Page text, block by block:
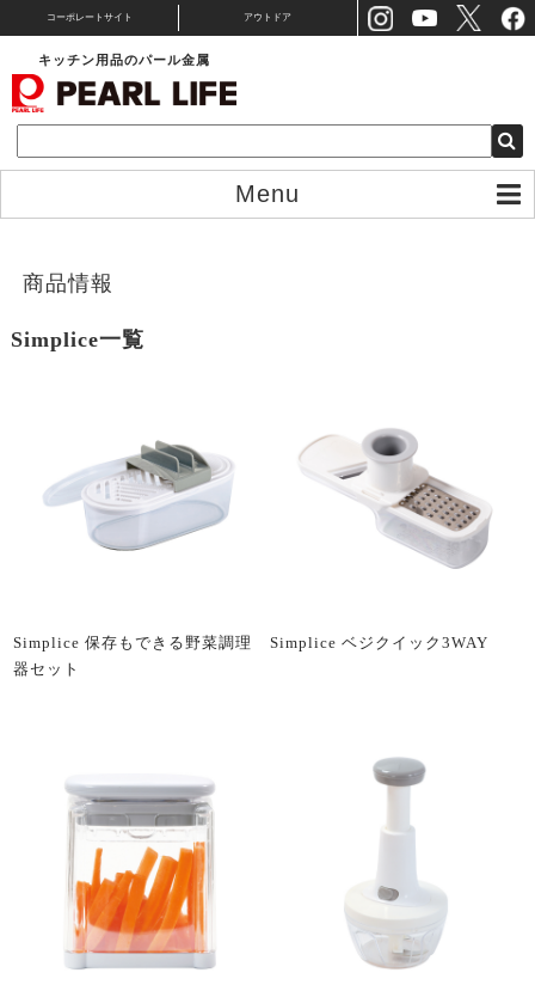
コーポレートサイト アウトドア
キッチン用品のパール金属
Menu
商品情報
Simplice一覧
Simplice 保存もできる野菜調理
器セット
Simplice ベジクイック3WAY